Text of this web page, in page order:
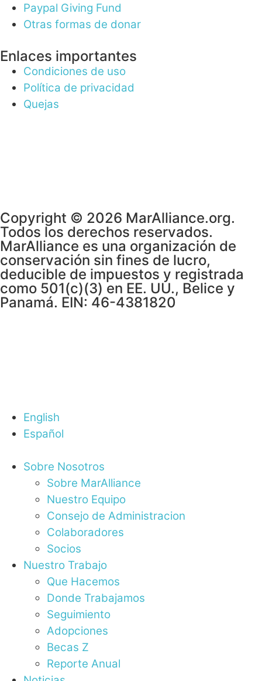
Paypal Giving Fund
Otras formas de donar
Enlaces importantes
Condiciones de uso
Política de privacidad
Quejas
Copyright © 2026 MarAlliance.org.
Todos los derechos reservados.
MarAlliance es una organización de
conservación sin fines de lucro,
deducible de impuestos y registrada
como 501(c)(3) en EE. UU., Belice y
Panamá. EIN: 46-4381820
English
Español
Sobre Nosotros
Sobre MarAlliance
Nuestro Equipo
Consejo de Administracion
Colaboradores
Socios
Nuestro Trabajo
Que Hacemos
Donde Trabajamos
Seguimiento
Adopciones
Becas Z
Reporte Anual